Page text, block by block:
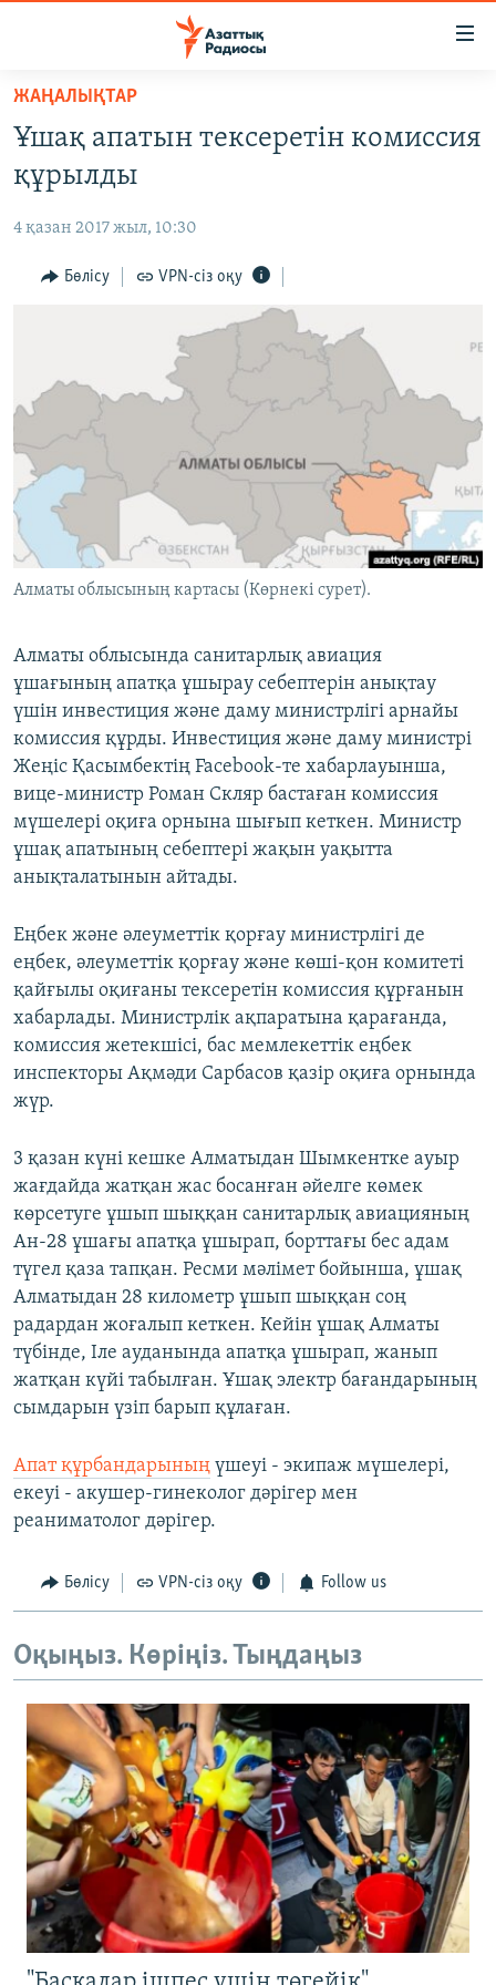
Skip
main
content
Skip
to
Navigation
САЯСАТ
AZATTYQTV
ҚАҢТАР ОҚИҒАСЫ
АДАМ ҚҰҚЫҚТАРЫ
АРНАЙЫ ЖОБАЛАР
Русский
ЖАЗЫЛЫҢЫЗ
ЖАҢАЛЫҚТАР
Ұшақ апатын тексеретін комиссия
құрылды
4 қазан 2017 жыл, 10:30
Бөлісу VPN-сіз оқу
Алматы облысының картасы (Көрнекі сурет).
Алматы облысында санитарлық авиация
ұшағының апатқа ұшырау себептерін анықтау
үшін инвестиция және даму министрлігі арнайы
комиссия құрды. Инвестиция және даму министрі
Жеңіс Қасымбектің Facebook-те хабарлауынша,
вице-министр Роман Скляр бастаған комиссия
мүшелері оқиға орнына шығып кеткен. Министр
ұшақ апатының себептері жақын уақытта
анықталатынын айтады.
Еңбек және әлеуметтік қорғау министрлігі де
еңбек, әлеуметтік қорғау және көші-қон комитеті
қайғылы оқиғаны тексеретін комиссия құрғанын
хабарлады. Министрлік ақпаратына қарағанда,
комиссия жетекшісі, бас мемлекеттік еңбек
инспекторы Ақмәди Сарбасов қазір оқиға орнында
жүр.
3 қазан күні кешке Алматыдан Шымкентке ауыр
жағдайда жатқан жас босанған әйелге көмек
көрсетуге ұшып шыққан санитарлық авиацияның
Ан-28 ұшағы апатқа ұшырап, борттағы бес адам
түгел қаза тапқан. Ресми мәлімет бойынша, ұшақ
Алматыдан 28 километр ұшып шыққан соң
радардан жоғалып кеткен. Кейін ұшақ Алматы
түбінде, Іле ауданында апатқа ұшырап, жанып
жатқан күйі табылған. Ұшақ электр бағандарының
сымдарын үзіп барып құлаған.
Апат құрбандарының үшеуі - экипаж мүшелері,
екеуі - акушер-гинеколог дәрігер мен
реаниматолог дәрігер.
Бөлісу VPN-сіз оқу Follow us
Оқыңыз. Көріңіз. Тыңдаңыз